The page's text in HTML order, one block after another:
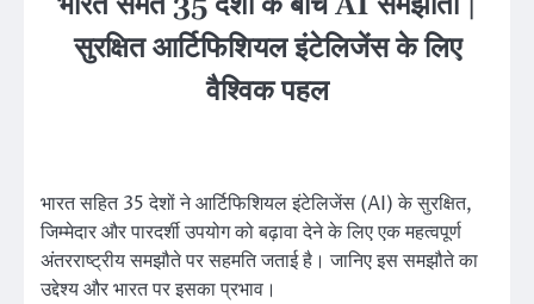
सुरक्षित आर्टिफिशियल इंटेलिजेंस के लिए
वैश्विक पहल
भारत सहित 35 देशों ने आर्टिफिशियल इंटेलिजेंस (AI) के सुरक्षित,
जिम्मेदार और पारदर्शी उपयोग को बढ़ावा देने के लिए एक महत्वपूर्ण
अंतरराष्ट्रीय समझौते पर सहमति जताई है। जानिए इस समझौते का
उद्देश्य और भारत पर इसका प्रभाव।